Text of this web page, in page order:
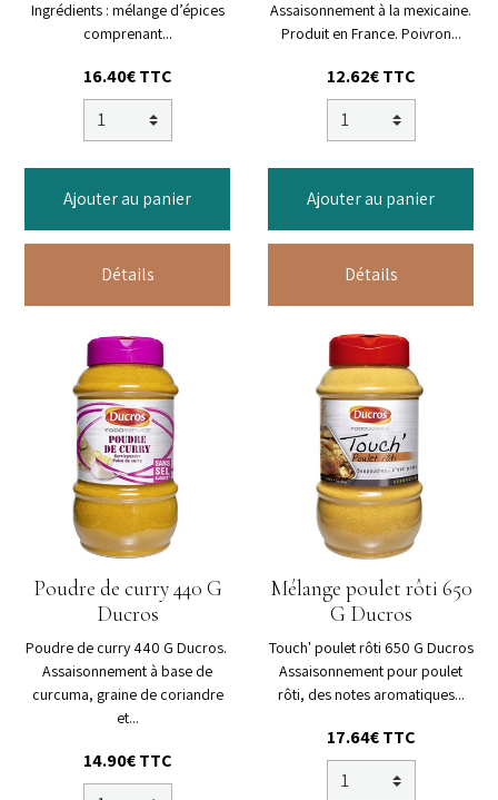
Ingrédients : mélange d’épices
comprenant...
16.40€ TTC
Ajouter au panier
Détails
Assaisonnement à la mexicaine.
Produit en France. Poivron...
12.62€ TTC
Ajouter au panier
Détails
Poudre de curry 440 G
Ducros
Poudre de curry 440 G Ducros.
Assaisonnement à base de
curcuma, graine de coriandre
et...
14.90€ TTC
Mélange poulet rôti 650
G Ducros
Touch' poulet rôti 650 G Ducros
Assaisonnement pour poulet
rôti, des notes aromatiques...
17.64€ TTC